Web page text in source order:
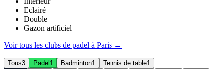
Eclairé
Double
Gazon artificiel
Voir tous les clubs de padel à Paris →
Tous3 Padel 1 Badminton1 Tennis de table1